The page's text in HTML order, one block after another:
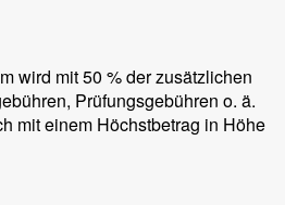
wird mit 50 % der zusätzlichen
Prüfungsgebühren o. ä.
mit einem Höchstbetrag in Höhe